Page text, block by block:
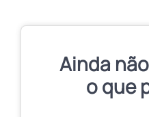
Ainda
o que